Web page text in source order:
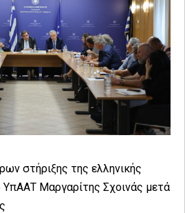
στήριξης της ελληνικής
ΥπΑΑΤ Μαργαρίτης Σχοινάς μετά